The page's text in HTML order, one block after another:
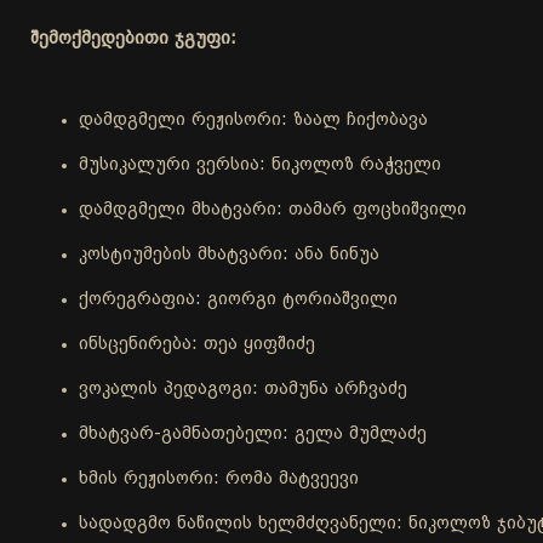
შემოქმედებითი ჯგუფი:
დამდგმელი რეჟისორი: ზაალ ჩიქობავა
მუსიკალური ვერსია: ნიკოლოზ რაჭველი
დამდგმელი მხატვარი: თამარ ფოცხიშვილი
კოსტიუმების მხატვარი: ანა ნინუა
ქორეგრაფია: გიორგი ტორიაშვილი
ინსცენირება: თეა ყიფშიძე
ვოკალის პედაგოგი: თამუნა არჩვაძე
მხატვარ-გამნათებელი: გელა მუმლაძე
ხმის რეჟისორი: რომა მატვეევი
სადადგმო ნაწილის ხელმძღვანელი: ნიკოლოზ